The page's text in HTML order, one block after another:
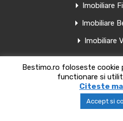
Imobiliare
Imobiliare
Imobiliare
Copyright
Bestimo.ro foloseste cookie
functionare si
Citeste
Accept si